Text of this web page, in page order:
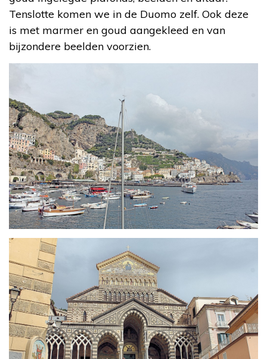
Tenslotte komen we in de Duomo zelf. Ook deze
is met marmer en goud aangekleed en van
bijzondere beelden voorzien.